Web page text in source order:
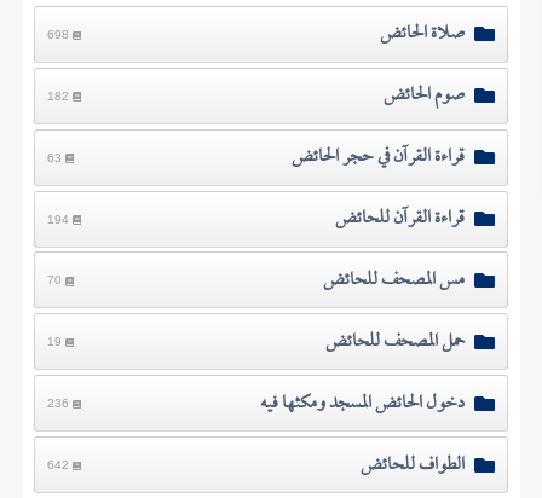
صلاة الحائض 698
صوم الحائض 182
قراءة القرآن في حجر الحائض 63
قراءة القرآن للحائض 194
مس المصحف للحائض 70
حمل المصحف للحائض 19
دخول الحائض المسجد ومكثها فيه 236
الطواف للحائض 642